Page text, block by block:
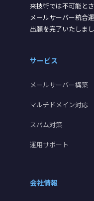
来技術では不可能と
メールサーバー統合
出願を完了いたしまし
サービス
メールサーバー構築
マルチドメイン対応
スパム対策
運用サポート
会社情報